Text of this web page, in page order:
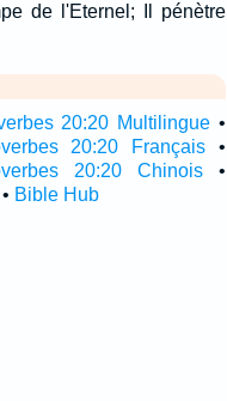
de l'Eternel; Il pénètre
20:20 Multilingue •
20:20 Français •
20:20 Chinois•
Bible Hub